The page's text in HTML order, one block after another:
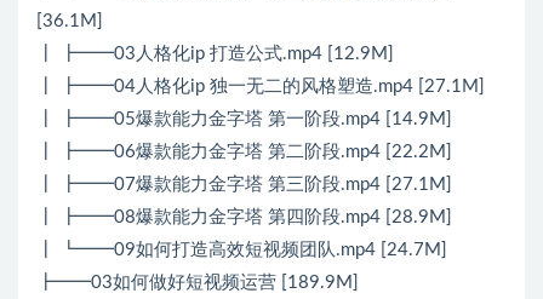
[36.1M]
┃ ┣━━03人格化ip 打造公式.mp4 [12.9M]
┃ ┣━━04人格化ip 独一无二的风格塑造.mp4 [27.1M]
┃ ┣━━05爆款能力金字塔 第一阶段.mp4 [14.9M]
┃ ┣━━06爆款能力金字塔 第二阶段.mp4 [22.2M]
┃ ┣━━07爆款能力金字塔 第三阶段.mp4 [27.1M]
┃ ┣━━08爆款能力金字塔 第四阶段.mp4 [28.9M]
┃ ┗━━09如何打造高效短视频团队.mp4 [24.7M]
┣━━03如何做好短视频运营 [189.9M]